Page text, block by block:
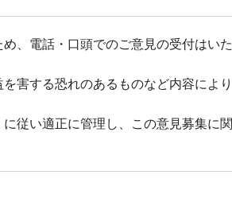
、電話・口頭でのご意見の受付はいた
害する恐れのあるものなど内容により
従い適正に管理し、この意見募集に関